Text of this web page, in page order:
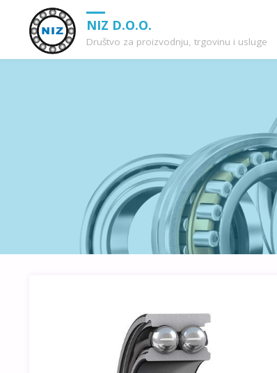
NIZ D.O.O.
Društvo za proizvodnju, trgovinu i usluge